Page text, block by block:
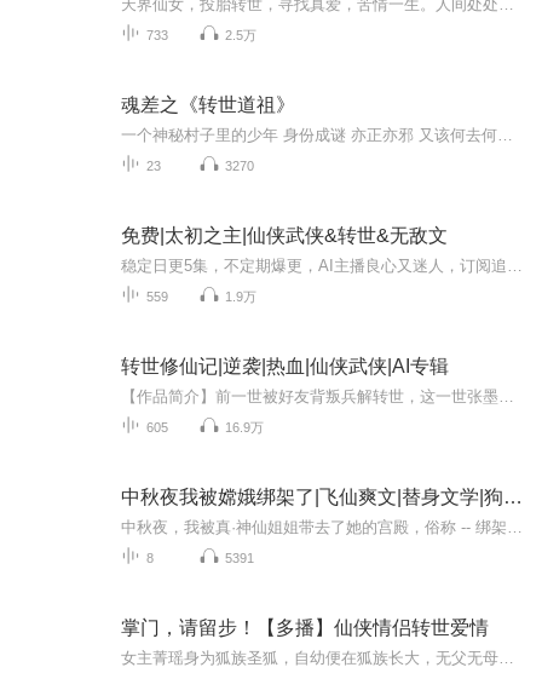
733 2.5万
魂差之《转世道祖》
23 3270
免费|太初之主|仙侠武侠&转世&无敌文
559 1.9万
转世修仙记|逆袭|热血|仙侠武侠|AI专辑
605 16.9万
中秋夜我被嫦娥绑架了|飞仙爽文|替身文学|狗血爱情|恩怨转世
8 5391
掌门，请留步！【多播】仙侠情侣转世爱情